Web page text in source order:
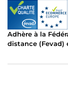
Adhère à la
distance (Fevad)